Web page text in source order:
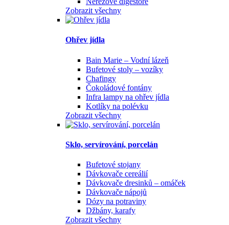
Zobrazit všechny
Ohřev jídla
Bain Marie – Vodní lázeň
Bufetové stoly – vozíky
Chafingy
Čokoládové fontány
Infra lampy na ohřev jídla
Kotlíky na polévku
Zobrazit všechny
Sklo, servírování, porcelán
Bufetové stojany
Dávkovače cereálií
Dávkovače dresinků – omáček
Dávkovače nápojů
Dózy na potraviny
Džbány, karafy
Zobrazit všechny